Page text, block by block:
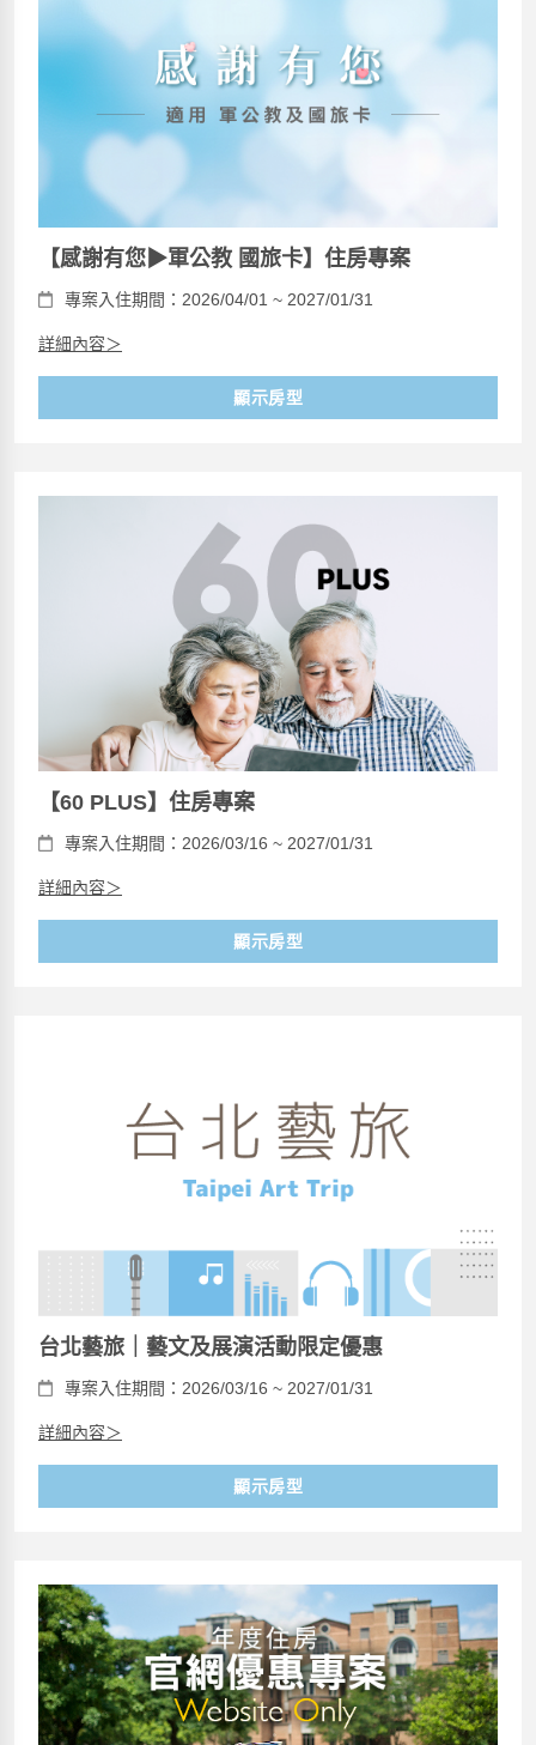
【感謝有您▶軍公教 國旅卡】住房專案
專案入住期間：2026/04/01 ~ 2027/01/31
詳細內容＞
顯示房型
【60 PLUS】住房專案
專案入住期間：2026/03/16 ~ 2027/01/31
詳細內容＞
顯示房型
台北藝旅｜藝文及展演活動限定優惠
專案入住期間：2026/03/16 ~ 2027/01/31
詳細內容＞
顯示房型